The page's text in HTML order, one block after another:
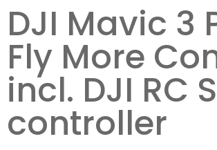
DJI Mavic 3
Fly More
incl. DJI RC
controller